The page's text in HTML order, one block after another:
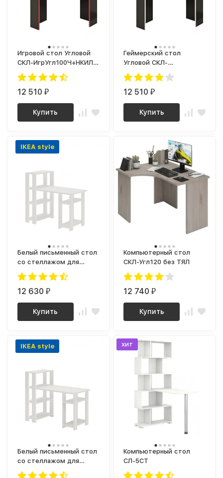
Игровой стол Угловой
СКЛ-ИгрУгл100Ч+НКИЛ-
УГЛЧ RED
12 510₽
Купить
Геймерский стол
Угловой СКЛ-
ИгрУгл100Ч+НКИЛ-УГЛЧ
WHITE
12 510₽
Купить
IKEA style
Белый письменный стол
со стеллажом для
школьника с полками |
стол для маникюра |
письменный стол как
СТН 110-120
12 630₽
Купить
Компьютерный стол
СКЛ-Угл120 без ТЯЛ
12 740₽
Купить
IKEA style
Белый письменный стол
со стеллажом для
школьника с полками |
хит
Компьютерный стол
СЛ-5СТ